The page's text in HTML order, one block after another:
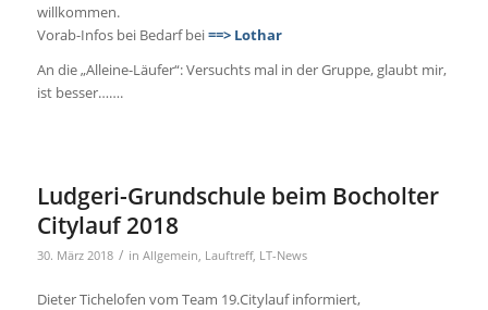
willkommen.
Vorab-Infos bei Bedarf bei==> Lothar
An die „Alleine-Läufer“: Versuchts mal in der Gruppe, glaubt mir,
ist besser…….
Ludgeri-Grundschule beim Bocholter
Citylauf 2018
30. März 2018 / in Allgemein, Lauftreff, LT-News
Dieter Tichelofen vom Team 19.Citylauf informiert,